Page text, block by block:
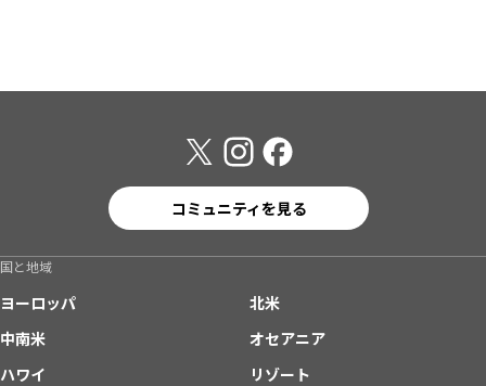
コミュニティを見る
国と地域
ヨーロッパ
北米
中南米
オセアニア
ハワイ
リゾート